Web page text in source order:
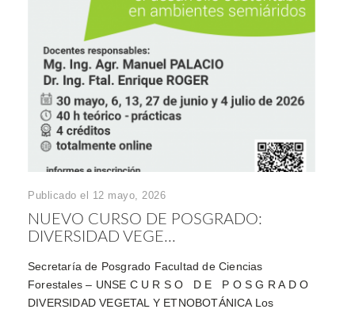
Publicado el 12 mayo, 2026
NUEVO CURSO DE POSGRADO:
DIVERSIDAD VEGE...
Secretaría de Posgrado Facultad de Ciencias
Forestales – UNSE C U R S O D E P O S G R A D O
DIVERSIDAD VEGETAL Y ETNOBOTÁNICA Los